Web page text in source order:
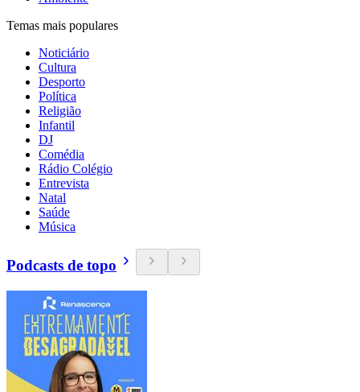
Temas mais populares
Noticiário
Cultura
Desporto
Política
Religião
Infantil
DJ
Comédia
Rádio Colégio
Entrevista
Natal
Saúde
Música
Podcasts de topo